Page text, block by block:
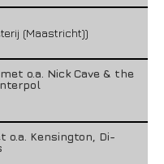
(Maastricht))
o.a. Nick Cave & the
o.a. Kensington, Di-